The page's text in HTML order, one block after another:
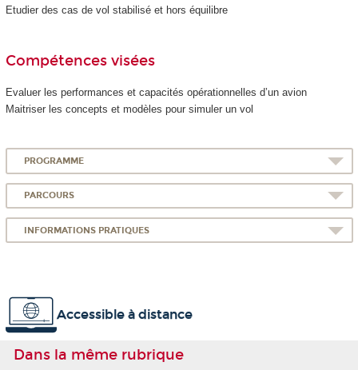
Etudier des cas de vol stabilisé et hors équilibre
Compétences visées
Evaluer les performances et capacités opérationnelles d’un avion
Maitriser les concepts et modèles pour simuler un vol
PROGRAMME
PARCOURS
INFORMATIONS PRATIQUES
Accessible à distance
Dans la même rubrique